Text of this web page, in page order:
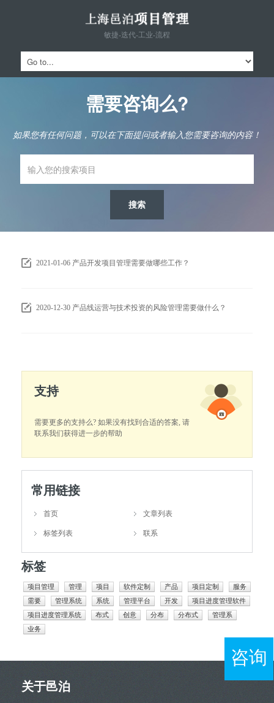
敏捷-迭代-工业-流程
需要咨询么?
如果您有任何问题，可以在下面提问或者输入您需要咨询的内容！
2021-01-06 产品开发项目管理需要做哪些工作？
2020-12-30 产品线运营与技术投资的风险管理需要做什么？
支持
需要更多的支持么? 如果没有找到合适的答案, 请
联系我们获得进一步的帮助
常用链接
首页 文章列表
标签列表 联系
标签
项目管理 管理 项目 软件定制 产品 项目定制
服务
需要
管理系统 系统 管理平台 开发
项目进度管理软件
项目进度管理系统
布式 创意 分布 分布式
管理系
业务
关于邑泊
咨询